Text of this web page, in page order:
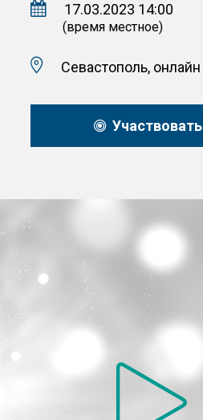
17.03.2023 14:00
(время местное)
Севастополь, онлайн
Участвовать